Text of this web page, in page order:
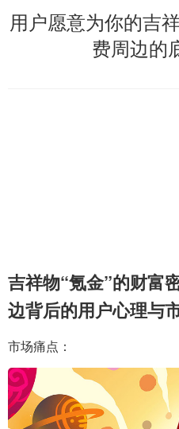
用户愿意为你的吉
费周边的
吉祥物“氪金”的财富
边背后的用户心理与
市场痛点：